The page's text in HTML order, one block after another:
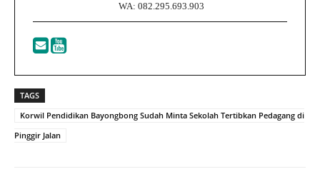
WA: 082.295.693.903
TAGS
Korwil Pendidikan Bayongbong Sudah Minta Sekolah Tertibkan Pedagang di
Pinggir Jalan